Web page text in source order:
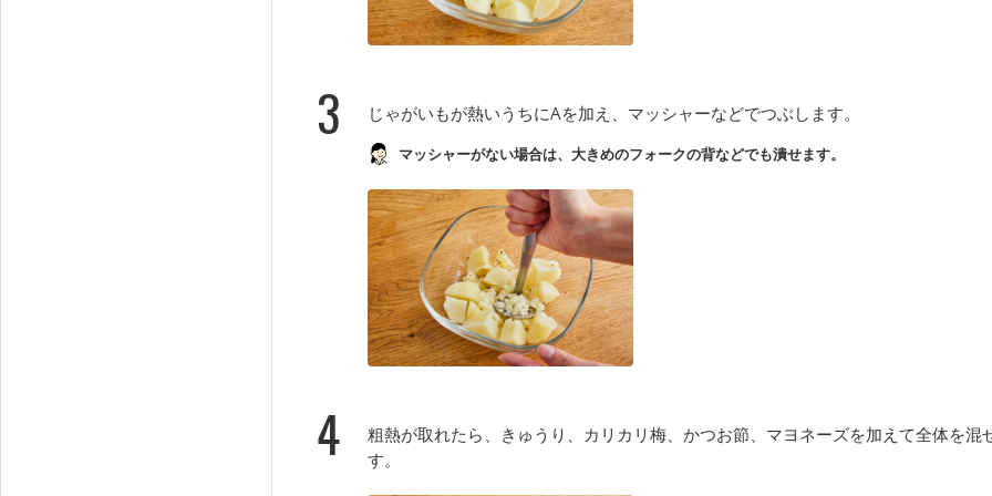
3 じゃがいもが熱いうちにAを加え、マッシャーなどでつぶします。
マッシャーがない場合は、大きめのフォークの背などでも潰せます。
4
粗熱が取れたら、きゅうり、カリカリ梅、かつお節、マヨネーズを加えて全体を混
す。